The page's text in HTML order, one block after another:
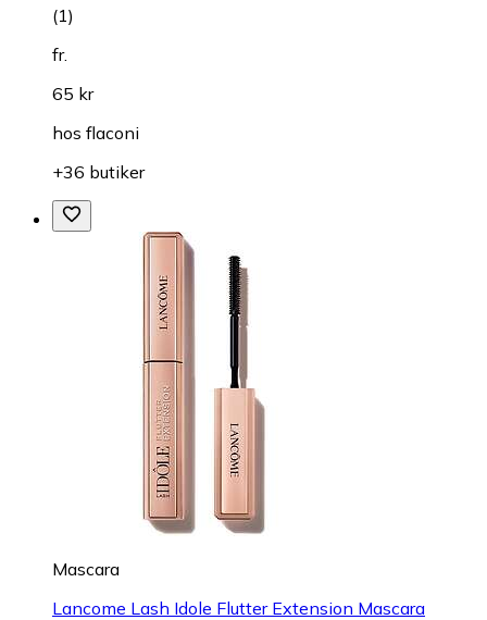
(1)
fr.
65 kr
hos flaconi
+36 butiker
Mascara
Lancome Lash Idole Flutter Extension Mascara